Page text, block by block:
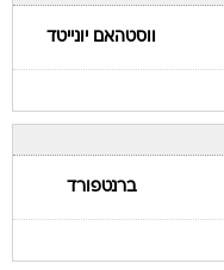
ווסטהאם יונייטד
ברנטפורד